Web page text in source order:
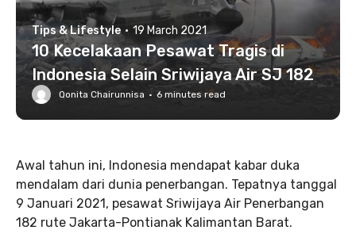
Tips & Lifestyle · 19 March 2021
10 Kecelakaan Pesawat Tragis di
Indonesia Selain Sriwijaya Air SJ 182
Qonita Chairunnisa · 6 minutes read
Awal tahun ini, Indonesia mendapat kabar duka
mendalam dari dunia penerbangan. Tepatnya tanggal
9 Januari 2021, pesawat Sriwijaya Air Penerbangan
182 rute Jakarta-Pontianak Kalimantan Barat.